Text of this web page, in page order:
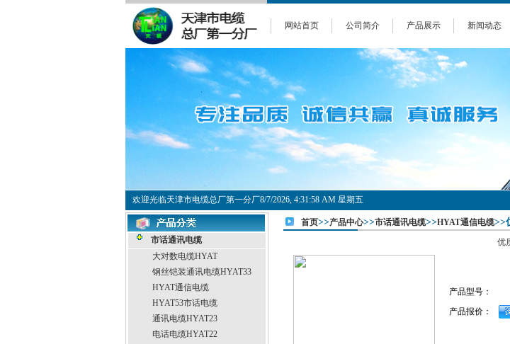
网站首页 公司简介 产品展示 新闻动态
欢迎光临天津市电缆总厂第一分厂8/7/2026, 4:31:58 AM 星期五
市话通讯电缆
大对数电缆HYAT
钢丝铠装通讯电缆HYAT33
HYAT通信电缆
HYAT53市话电缆
通讯电缆HYAT23
电话电缆HYAT22
首页>>产品中心>>市话通讯电缆>>HYAT通信电缆>>
优
产品型号：
产品报价：